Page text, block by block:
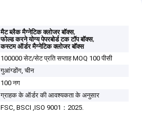
मैट ब्लैक मैग्नेटिक क्लोजर बॉक्स,
फोल्ड करने योग्य पेपरबोर्ड टक टॉप बॉक्स,
कस्टम ऑर्डर मैग्नेटिक क्लोजर बॉक्स
100000 सेट/सेट प्रति सप्ताह MOQ 100 पीसी
गुआंग्डोंग, चीन
100 नग
ग्राहक के ऑर्डर की आवश्यकता के अनुसार
FSC, BSCI ,ISO 9001：2025.